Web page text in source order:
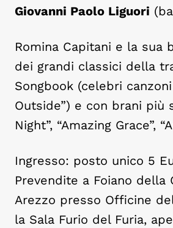
Giovanni Paolo Liguori
Romina Capitani e la sua
dei grandi classici della
Songbook (celebri canzoni
Outside”) e con brani
Night”, “Amazing
Ingresso: posto unico 5
Prevendite a Foiano
Arezzo presso Officine
la Sala Furio del Furia,